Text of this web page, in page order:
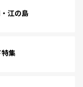
江の島
集